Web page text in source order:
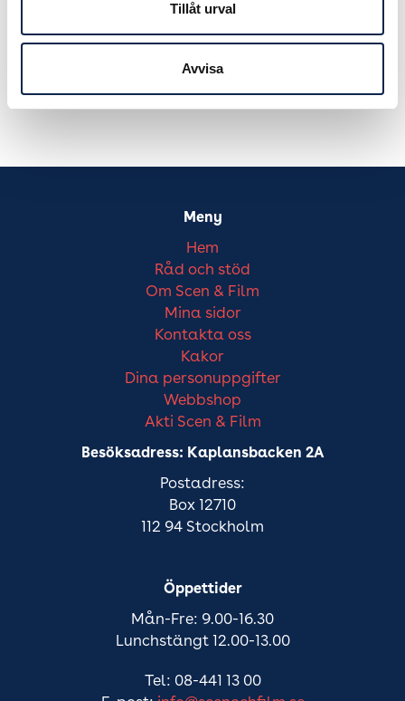
Tillåt urval
Avvisa
Meny
Hem
Råd och stöd
Om Scen & Film
Mina sidor
Kontakta oss
Kakor
Dina personuppgifter
Webbshop
Akti Scen & Film
Besöksadress: Kaplansbacken 2A
Postadress:
Box 12710
112 94 Stockholm
Öppettider
Mån-Fre: 9.00-16.30
Lunchstängt 12.00-13.00
Tel: 08-441 13 00